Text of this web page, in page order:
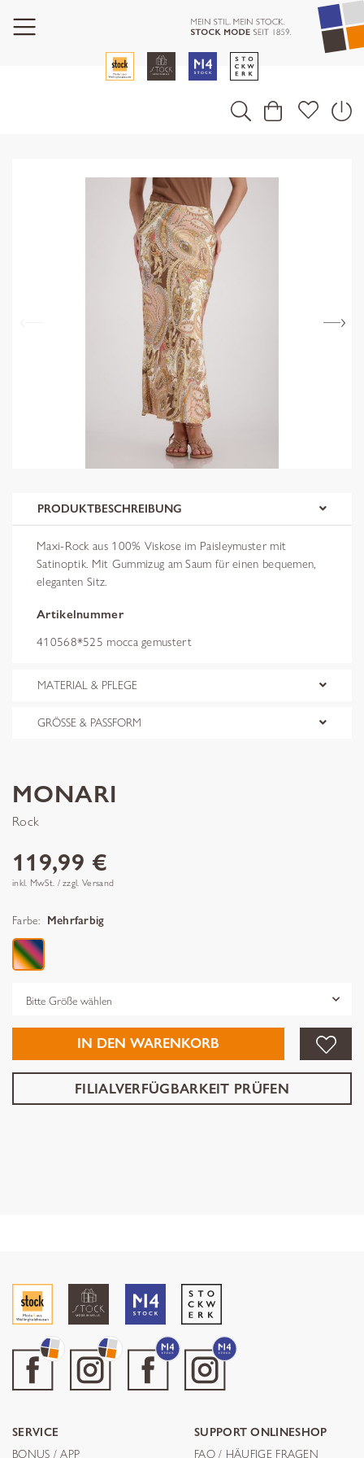
PRODUKTBESCHREIBUNG
Maxi-Rock aus 100% Viskose im Paisleymuster mit
Satinoptik. Mit Gummizug am Saum für einen bequemen,
eleganten Sitz.
Artikelnummer
410568*525 mocca gemustert
MATERIAL & PFLEGE
GRÖSSE & PASSFORM
MONARI
Rock
119,99 €
inkl. MwSt. / zzgl. Versand
Farbe: Mehrfarbig
IN DEN WARENKORB
FILIALVERFÜGBARKEIT PRÜFEN
SERVICE
BONUS / APP
SUPPORT ONLINESHOP
FAQ / HÄUFIGE FRAGEN